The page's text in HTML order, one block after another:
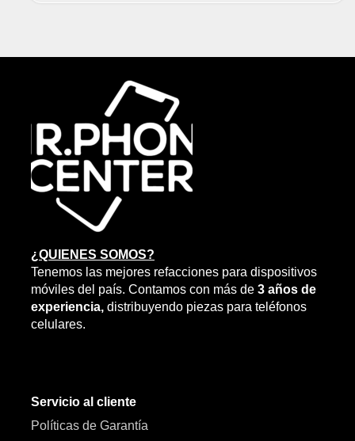
¿QUIENES SOMOS?
Tenemos las mejores refacciones para dispositivos
móviles del país. Contamos con más de 3 años de
experiencia, distribuyendo piezas para teléfonos
celulares.
Servicio al cliente
Políticas de Garantía